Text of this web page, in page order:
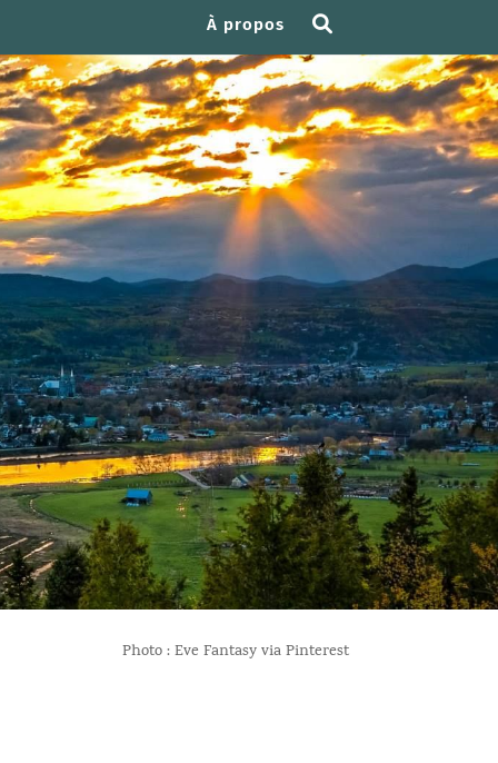
À propos
Photo : Eve Fantasy via Pinterest